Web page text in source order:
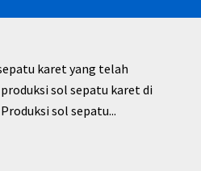
karet yang telah
sol sepatu karet di
sol sepatu...